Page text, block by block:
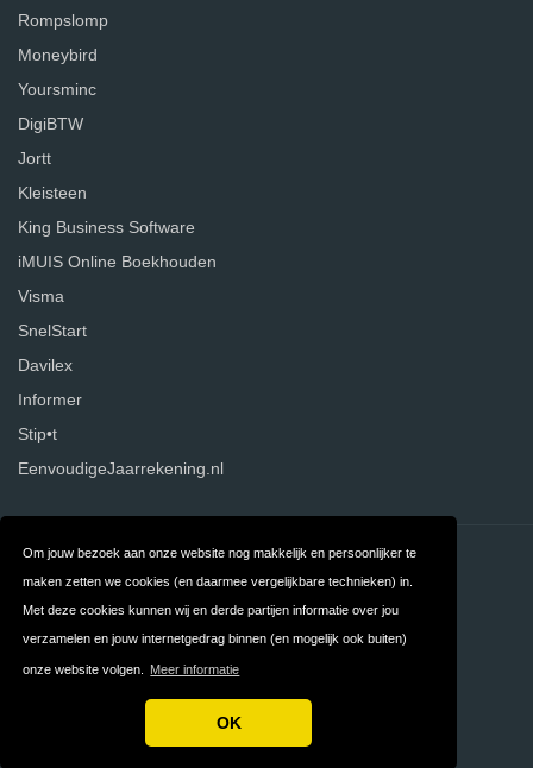
Om jouw bezoek aan onze website nog makkelijk en persoonlijker te
maken zetten we cookies (en daarmee vergelijkbare technieken) in.
Met deze cookies kunnen wij en derde partijen informatie over jou
verzamelen en jouw internetgedrag binnen (en mogelijk ook buiten)
onze website volgen. Meer informatie
OK
Rompslomp
Moneybird
Yoursminc
DigiBTW
Jortt
Kleisteen
King Business Software
iMUIS Online Boekhouden
Visma
SnelStart
Davilex
Informer
Stip•t
EenvoudigeJaarrekening.nl
Contact Over ons
Privacy Algemene
Voorwaarden
Copyright © 2026 Boekhoudprogramma